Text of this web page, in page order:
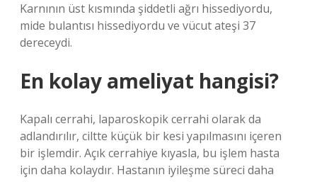
Karnının üst kısmında şiddetli ağrı hissediyordu,
mide bulantısı hissediyordu ve vücut ateşi 37
dereceydi.
En kolay ameliyat hangisi?
Kapalı cerrahi, laparoskopik cerrahi olarak da
adlandırılır, ciltte küçük bir kesi yapılmasını içeren
bir işlemdir. Açık cerrahiye kıyasla, bu işlem hasta
için daha kolaydır. Hastanın iyileşme süreci daha